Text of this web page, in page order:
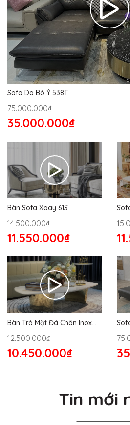
Sofa Da Bò Ý 538T
75.000.000₫
35.000.000₫
Bàn Sofa Xoay 61S
14.500.000₫
11.550.000₫
Bàn Trà Mặt Đá Chân Inox
12.500.000₫
10.450.000₫
Tin mới